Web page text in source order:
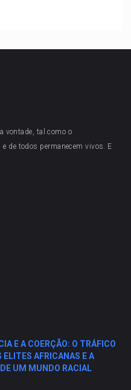
vontade, tal como o
de todos permanecem vivos. E
E A COERÇÃO: O TRÁFICO
AFRICANAS E A
UM MUNDO RACIAL